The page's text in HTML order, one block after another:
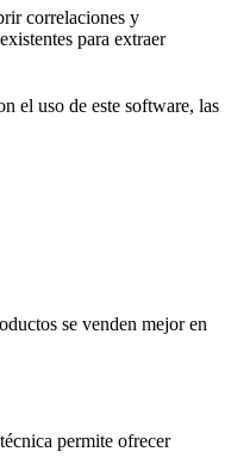
correlaciones y
para extraer
el uso de este software, las
se venden mejor en
permite ofrecer